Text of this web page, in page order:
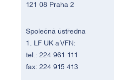
121 08 Praha 2
Společná ústředna
1. LF UK a VFN:
tel.: 224 961 111
fax: 224 915 413